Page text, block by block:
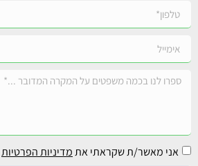
אני מאשר/ת שקראתי אתמדיניות הפרטיות